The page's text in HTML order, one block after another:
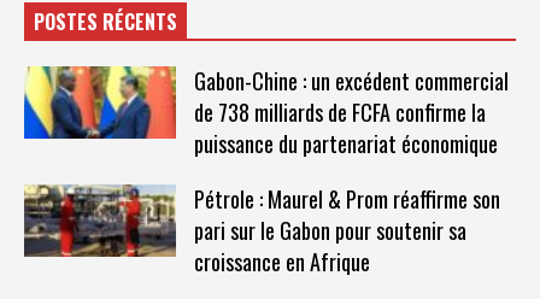
POSTES RÉCENTS
Gabon-Chine : un excédent commercial
de 738 milliards de FCFA confirme la
puissance du partenariat économique
Pétrole : Maurel & Prom réaffirme son
pari sur le Gabon pour soutenir sa
croissance en Afrique